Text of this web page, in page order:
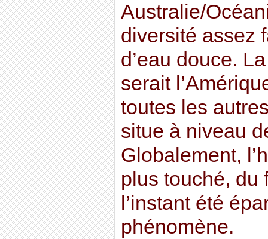
Australie/
diversité assez
d’eau douce.
serait
toutes les
situe à niveau
Globalement,
plus touché, du
l’instant été
phénomène.